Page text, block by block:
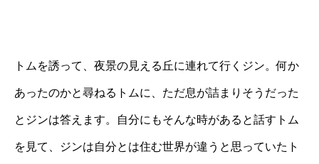
トムを誘って、夜景の見える丘に連れて行くジン。何か
あったのかと尋ねるトムに、ただ息が詰まりそうだった
とジンは答えます。自分にもそんな時があると話すトム
を見て、ジンは自分とは住む世界が違うと思っていたト